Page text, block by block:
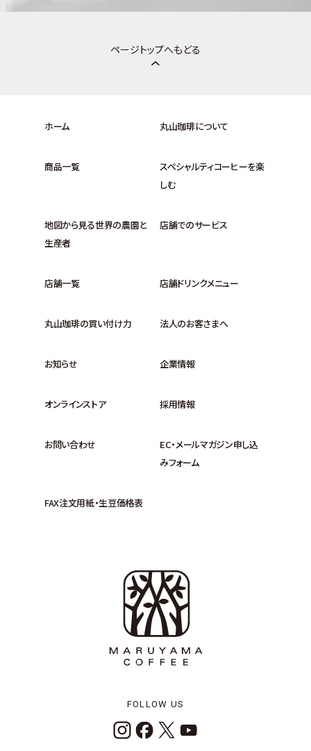
ページトップへもどる
ホーム 丸山珈琲について
商品一覧
スペシャルティコーヒーを楽
しむ
地図から見る世界の農園と
生産者
店舗でのサービス
店舗一覧 店舗ドリンクメニュー
丸山珈琲の買い付け力 法人のお客さまへ
お知らせ 企業情報
オンラインストア 採用情報
お問い合わせ
EC・メールマガジン申し込
みフォーム
FAX注文用紙・生豆価格表
FOLLOW US